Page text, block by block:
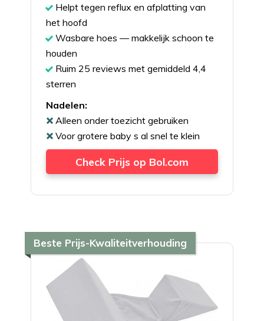
Helpt tegen reflux en afplatting van
het hoofd
Wasbare hoes — makkelijk schoon te
houden
Ruim 25 reviews met gemiddeld 4,4
sterren
Nadelen:
Alleen onder toezicht gebruiken
Voor grotere baby s al snel te klein
Check Prijs op Bol.com
Beste Prijs-Kwaliteitverhouding